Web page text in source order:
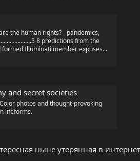
Satan Portal...
Вы сейчас делаете, сюда или в личку.
the human rights? - pandemics,
8 predictions from the
Illuminati member exposes...
and secret societies
photos and thought-provoking
lifeforms.
ныне утерянная в